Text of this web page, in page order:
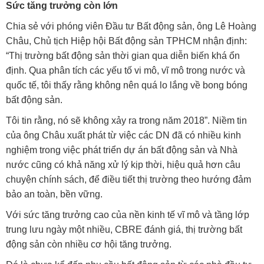
Sức tăng trưởng còn lớn
Chia sẻ với phóng viên Đầu tư Bất động sản, ông Lê Hoàng
Châu, Chủ tịch Hiệp hội Bất động sản TPHCM nhận định:
“Thị trường bất động sản thời gian qua diễn biến khá ổn
định. Qua phân tích các yếu tố vi mô, vĩ mô trong nước và
quốc tế, tôi thấy rằng không nên quá lo lắng về bong bóng
bất động sản.
Tôi tin rằng, nó sẽ không xảy ra trong năm 2018”. Niềm tin
của ông Châu xuất phát từ việc các DN đã có nhiều kinh
nghiệm trong việc phát triển dự án bất động sản và Nhà
nước cũng có khả năng xử lý kịp thời, hiệu quả hơn câu
chuyện chính sách, để điều tiết thị trường theo hướng đảm
bảo an toàn, bền vững.
Với sức tăng trưởng cao của nền kinh tế vĩ mô và tầng lớp
trung lưu ngày một nhiều, CBRE đánh giá, thị trường bất
động sản còn nhiều cơ hội tăng trưởng.